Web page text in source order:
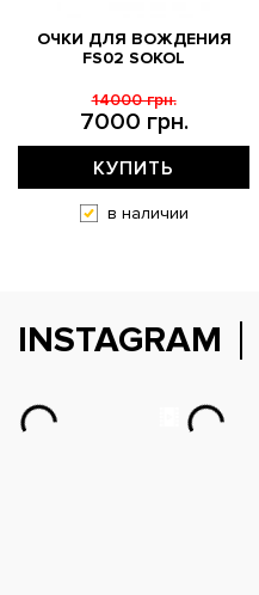
ОЧКИ ДЛЯ ВОЖДЕНИЯ
FS02 SOKOL
7000 грн.
14000 грн.
КУПИТЬ
в наличии
INSTAGRAM